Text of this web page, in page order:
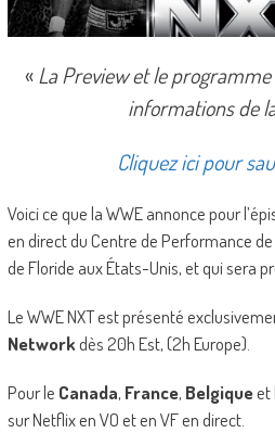
«La Preview et le
informations de
Cliquez ici pour
Voici ce que la WWE annonce pour
en direct du Centre de Performance de
de Floride aux États-Unis, et qui sera
Le WWE NXT est présenté
Networkdès 20h Est, (2h Europe).
Pour le Canada, France, Belgiqueet
sur Netflix en VO et en VF en direct.